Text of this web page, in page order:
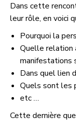
Dans cette
leur rôle, en voici
Pourquoi la
Quelle relation
manifestations
Dans quel lien
Quels sont les
etc …
Cette dernière